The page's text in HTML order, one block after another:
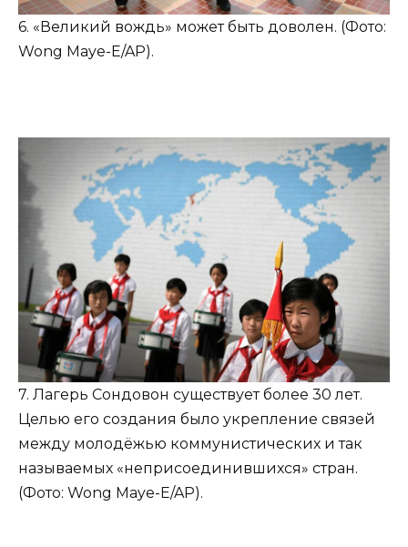
6. «Великий вождь» может быть доволен. (Фото:
Wong Maye-E/AP).
7. Лагерь Сондовон существует более 30 лет.
Целью его создания было укрепление связей
между молодёжью коммунистических и так
называемых «неприсоединившихся» стран.
(Фото: Wong Maye-E/AP).